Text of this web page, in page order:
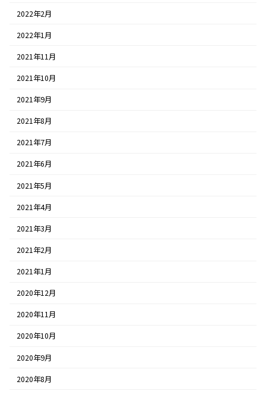
2022年2月
2022年1月
2021年11月
2021年10月
2021年9月
2021年8月
2021年7月
2021年6月
2021年5月
2021年4月
2021年3月
2021年2月
2021年1月
2020年12月
2020年11月
2020年10月
2020年9月
2020年8月